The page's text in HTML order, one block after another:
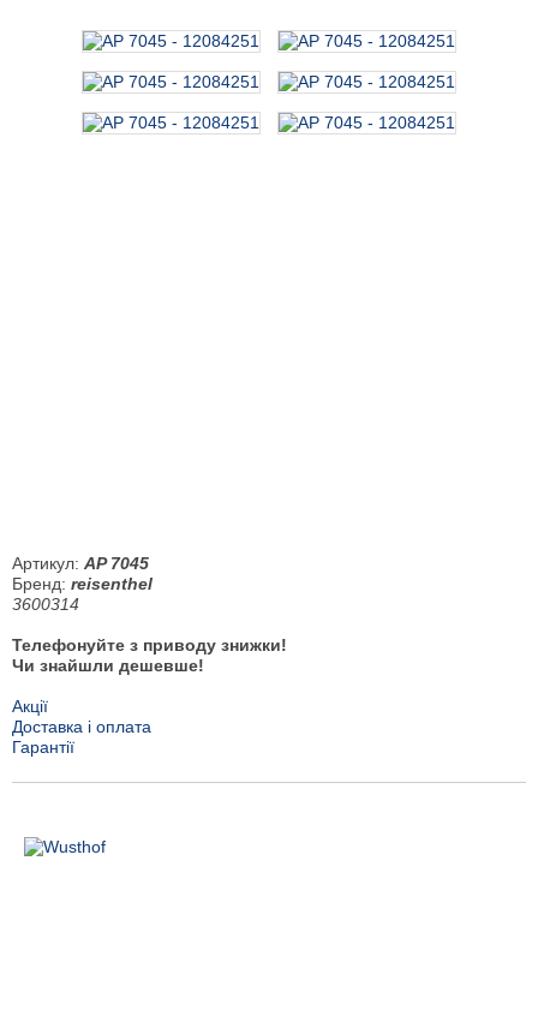
Артикул: AP 7045
Бренд: reisenthel
3600314
Телефонуйте з приводу знижки!
Чи знайшли дешевше!
Акції
Доставка і оплата
Гарантії